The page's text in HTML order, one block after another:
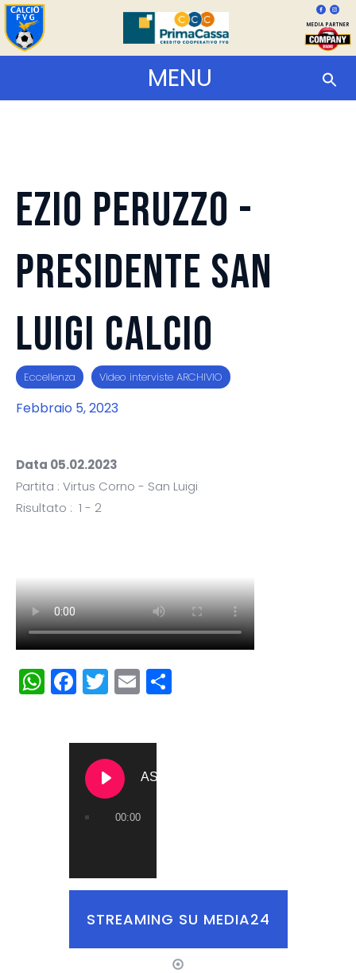
MEDIA PARTNER
MENU
Ezio Peruzzo -
Presidente San
Luigi Calcio
Eccellenza Video interviste ARCHIVIO
Febbraio 5, 2023
Data 05.02.2023
Partita : Virtus Corno - San Luigi
Risultato : 1 - 2
WhatsApp
Facebook
Twitter
Email
ASCOLTA RADIO CALCIO
00:00
STREAMING SU MEDIA24